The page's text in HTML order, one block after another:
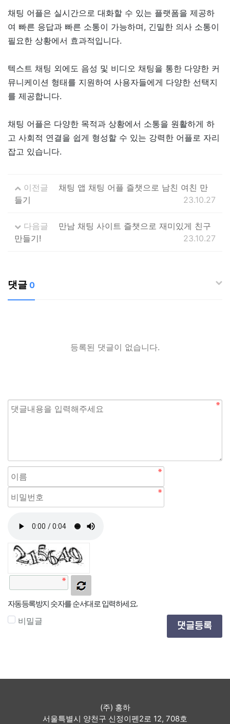
채팅 어플은 실시간으로 대화할 수 있는 플랫폼을 제공하
여 빠른 응답과 빠른 소통이 가능하며, 긴밀한 의사 소통이
필요한 상황에서 효과적입니다.
텍스트 채팅 외에도 음성 및 비디오 채팅을 통한 다양한 커
뮤니케이션 형태를 지원하여 사용자들에게 다양한 선택지
를 제공합니다.
채팅 어플은 다양한 목적과 상황에서 소통을 원활하게 하
고 사회적 연결을 쉽게 형성할 수 있는 강력한 어플로 자리
잡고 있습니다.
이전글
채팅 앱 채팅 어플 즐챗으로 남친 여친 만
들기
23.10.27
다음글
만남 채팅 사이트 즐챗으로 재미있게 친구
만들기!
23.10.27
댓글 0
등록된 댓글이 없습니다.
자동등록방지 숫자를 순서대로 입력하세요.
비밀글 댓글등록
(주) 홍하
서울특별시 양천구 신정이펜2로 12, 708호